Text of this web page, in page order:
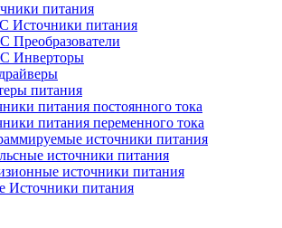
питания
Источники питания
Преобразователи
Инверторы
питания
питания постоянного тока
питания переменного тока
источники питания
источники питания
источники питания
Источники питания